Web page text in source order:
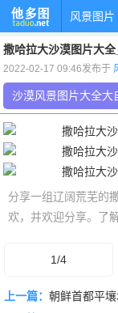
风景图片
撒哈拉大沙漠图片大
2022-02-17 09:46发布于
沙漠风景图片大全大
分享一组辽阔荒芜的
欢，并欢迎分享。了
清,撒哈拉沙漠全图,
多图www.taduo.net。
1/4
上一篇： 朝鲜首都平